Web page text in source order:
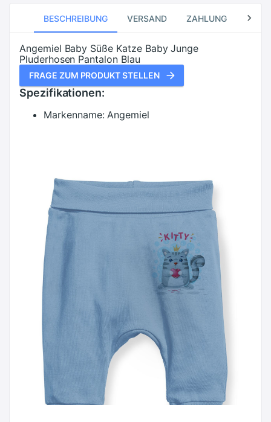
BESCHREIBUNG VERSAND ZAHLUNG
Angemiel Baby Süße Katze Baby Junge
Pluderhosen Pantalon Blau
FRAGE ZUM PRODUKT STELLEN
Spezifikationen:
Markenname: Angemiel